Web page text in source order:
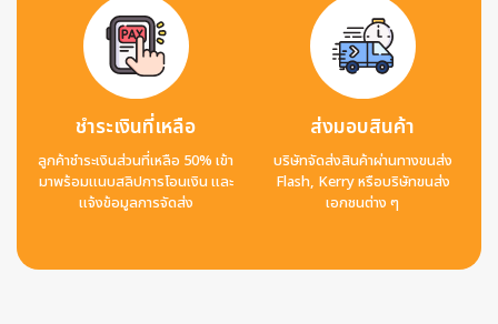
ชำระเงินที่เหลือ
ลูกค้าชำระเงินส่วนที่เหลือ 50% เข้า
มาพร้อมแนบสลิปการโอนเงิน และ
แจ้งข้อมูลการจัดส่ง
ส่งมอบสินค้า
บริษัทจัดส่งสินค้าผ่านทางขนส่ง
Flash, Kerry หรือบริษัทขนส่ง
เอกชนต่าง ๆ